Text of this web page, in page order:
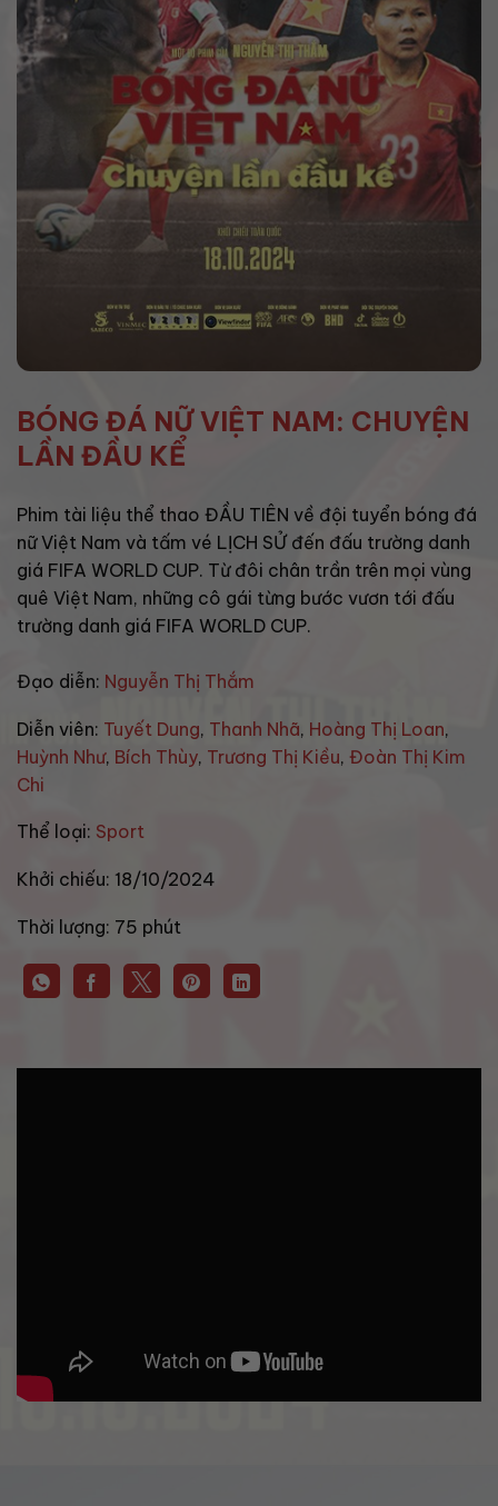
BÓNG ĐÁ NỮ VIỆT NAM: CHUYỆN
LẦN ĐẦU KỂ
Phim tài liệu thể thao ĐẦU TIÊN về đội tuyển bóng đá
nữ Việt Nam và tấm vé LỊCH SỬ đến đấu trường danh
giá FIFA WORLD CUP. Từ đôi chân trần trên mọi vùng
quê Việt Nam, những cô gái từng bước vươn tới đấu
trường danh giá FIFA WORLD CUP.
Đạo diễn: Nguyễn Thị Thắm
Diễn viên: Tuyết Dung, Thanh Nhã, Hoàng Thị Loan,
Huỳnh Như, Bích Thùy, Trương Thị Kiều, Đoàn Thị Kim
Chi
Thể loại: Sport
Khởi chiếu: 18/10/2024
Thời lượng: 75 phút